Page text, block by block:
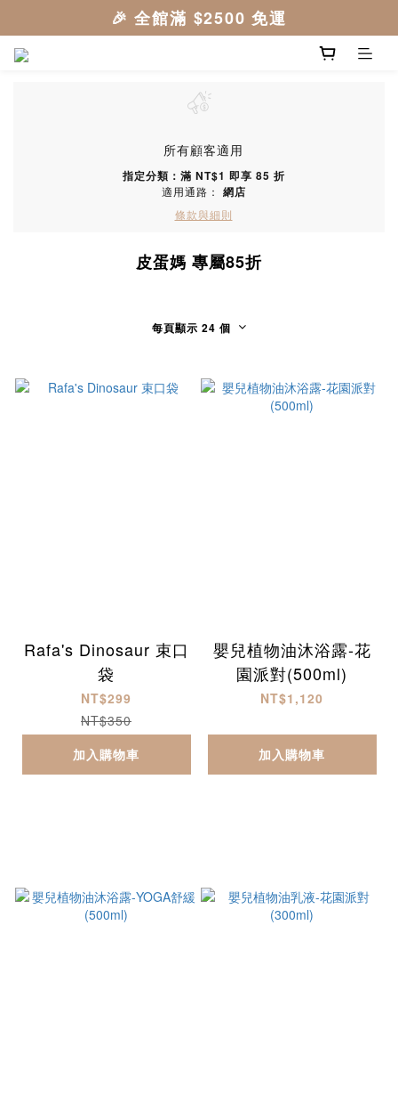
所有顧客適用
指定分類：滿 NT$1 即享 85 折
適用通路： 網店
條款與細則
皮蛋媽 專屬85折
每頁顯示 24 個
Rafa's Dinosaur 束口
袋
NT$299
NT$350
加入購物車
嬰兒植物油沐浴露-花
園派對(500ml)
NT$1,120
加入購物車